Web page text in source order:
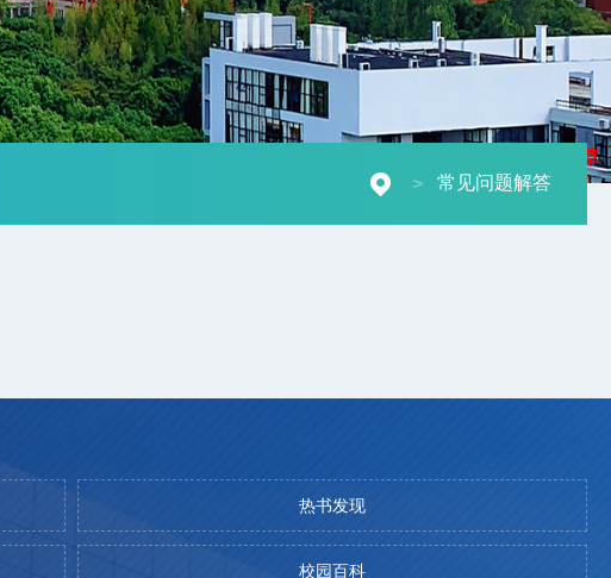
摄影：秋草
> 常见问题解答
热书发现
校园百科